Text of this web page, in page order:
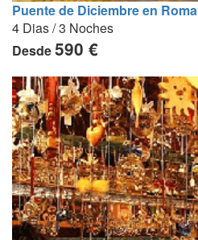
Puente de Diciembre en Roma
4 Dias / 3 Noches
Desde590 €